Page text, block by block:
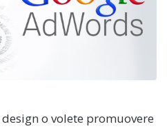
o volete promuovere